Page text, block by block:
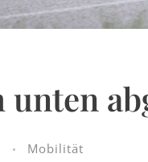
unten
Mobilität